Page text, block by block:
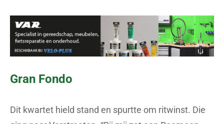
Gran Fondo
Dit kwartet hield stand en spurtte om ritwinst. Die